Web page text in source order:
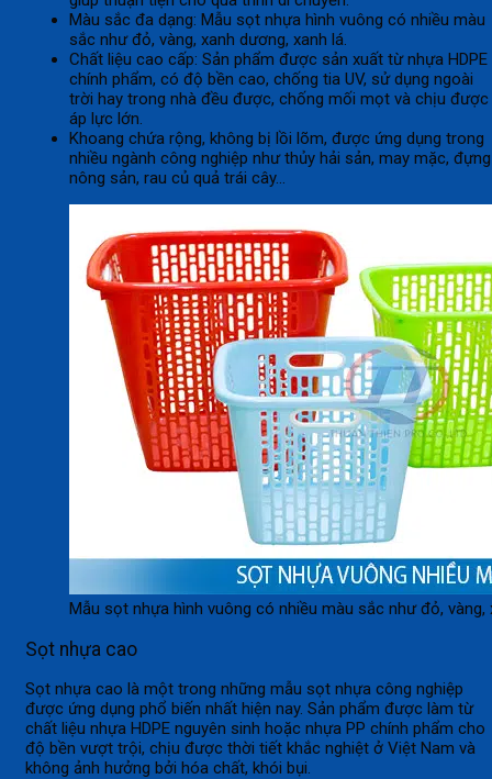
Màu sắc đa dạng: Mẫu sọt nhựa hình vuông có nhiều màu
sắc như đỏ, vàng, xanh dương, xanh lá.
Chất liệu cao cấp: Sản phẩm được sản xuất từ nhựa HDPE
chính phẩm, có độ bền cao, chống tia UV, sử dụng ngoài
trời hay trong nhà đều được, chống mối mọt và chịu được
áp lực lớn.
Khoang chứa rộng, không bị lồi lõm, được ứng dụng trong
nhiều ngành công nghiệp như thủy hải sản, may mặc, đựng
nông sản, rau củ quả trái cây…
Mẫu sọt nhựa hình vuông có nhiều màu sắc như đỏ, vàng,
Sọt nhựa cao
Sọt nhựa cao là một trong những mẫu sọt nhựa công nghiệp
được ứng dụng phổ biến nhất hiện nay. Sản phẩm được làm từ
chất liệu nhựa HDPE nguyên sinh hoặc nhựa PP chính phẩm cho
độ bền vượt trội, chịu được thời tiết khắc nghiệt ở Việt Nam và
không ảnh hưởng bởi hóa chất, khói bụi.